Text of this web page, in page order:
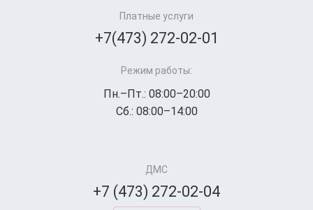
Платные услуги
+7(473) 272-02-01
Режим работы:
Пн.–Пт.: 08:00–20:00
Сб.: 08:00–14:00
ДМС
+7 (473) 272-02-04